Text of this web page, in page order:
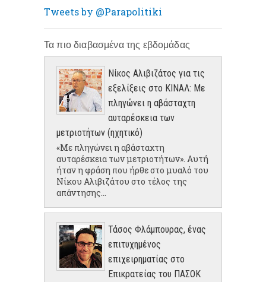
Tweets by @Parapolitiki
Τα πιο διαβασμένα της εβδομάδας
Νίκος Αλιβιζάτος για τις
εξελίξεις στο ΚΙΝΑΛ: Με
πληγώνει η αβάσταχτη
αυταρέσκεια των
μετριοτήτων (ηχητικό)
«Με πληγώνει η αβάσταχτη
αυταρέσκεια των μετριοτήτων». Αυτή
ήταν η φράση που ήρθε στο μυαλό του
Νίκου Αλιβιζάτου στο τέλος της
απάντησης...
Τάσος Φλάμπουρας, ένας
επιτυχημένος
επιχειρηματίας στο
Επικρατείας του ΠΑΣΟΚ